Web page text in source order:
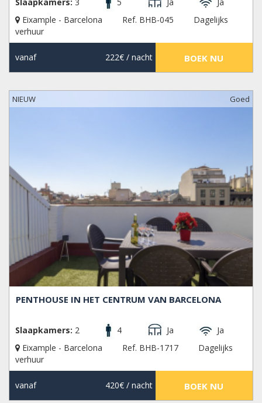
Eixample - Barcelona
Ref. BHB-045
Dagelijks
verhuur
vanaf 222€/ nacht BOEK NU
NIEUW Goed
PENTHOUSE IN HET CENTRUM VAN BARCELONA
Slaapkamers: 2 4 Ja
Ja
Eixample - Barcelona
Ref. BHB-1717
Dagelijks
verhuur
vanaf 420€/ nacht BOEK NU